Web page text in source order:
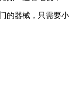
的器械，只需要